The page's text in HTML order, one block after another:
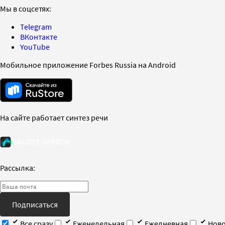
Мы в соцсетях:
Telegram
ВКонтакте
YouTube
Мобильное приложение Forbes Russia на Android
На сайте работает синтез речи
Рассылка:
Подписаться